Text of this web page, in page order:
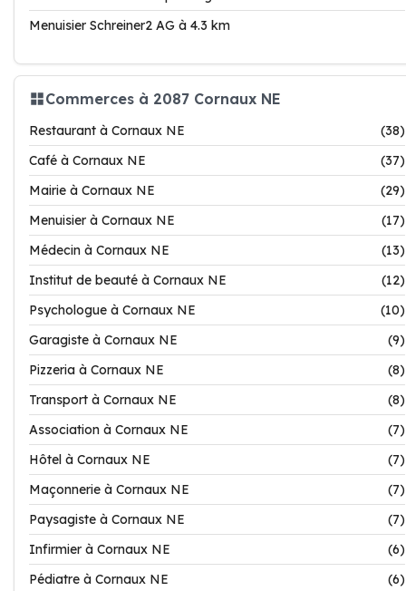
Menuisier Schreiner2 AG à 4.3 km
Commerces à 2087 Cornaux NE
Restaurant à Cornaux NE
(38)
Café à Cornaux NE
(37)
Mairie à Cornaux NE
(29)
Menuisier à Cornaux NE
(17)
Médecin à Cornaux NE
(13)
Institut de beauté à Cornaux NE
(12)
Psychologue à Cornaux NE
(10)
Garagiste à Cornaux NE
(9)
Pizzeria à Cornaux NE
(8)
Transport à Cornaux NE
(8)
Association à Cornaux NE
(7)
Hôtel à Cornaux NE
(7)
Maçonnerie à Cornaux NE
(7)
Paysagiste à Cornaux NE
(7)
Infirmier à Cornaux NE
(6)
Pédiatre à Cornaux NE
(6)